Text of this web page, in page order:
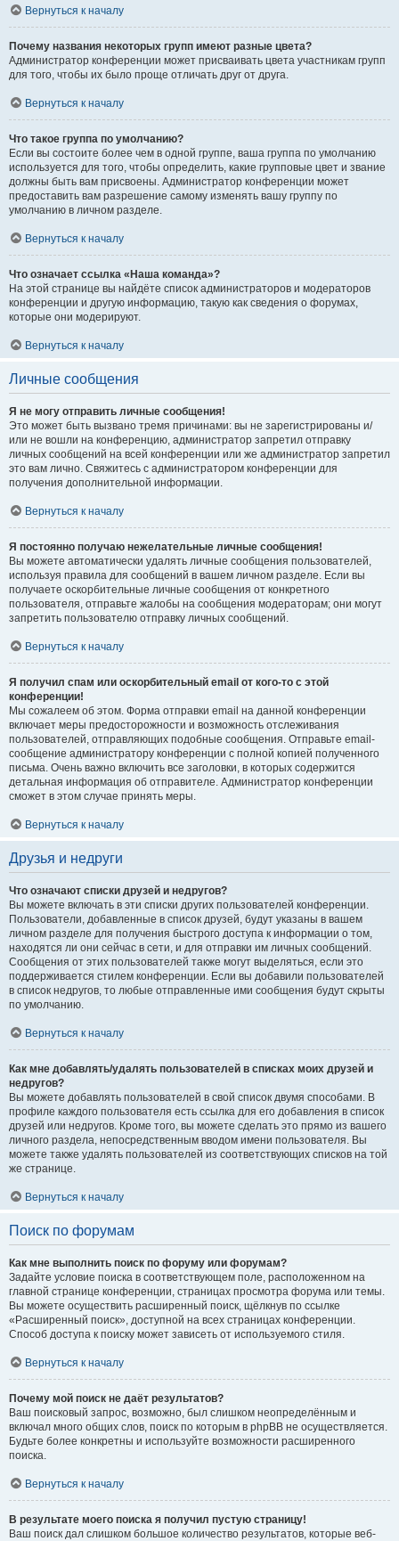
Вернуться к началу
Почему названия некоторых групп имеют разные цвета?
Администратор конференции может присваивать цвета участникам групп
для того, чтобы их было проще отличать друг от друга.
Вернуться к началу
Что такое группа по умолчанию?
Если вы состоите более чем в одной группе, ваша группа по умолчанию
используется для того, чтобы определить, какие групповые цвет и звание
должны быть вам присвоены. Администратор конференции может
предоставить вам разрешение самому изменять вашу группу по
умолчанию в личном разделе.
Вернуться к началу
Что означает ссылка «Наша команда»?
На этой странице вы найдёте список администраторов и модераторов
конференции и другую информацию, такую как сведения о форумах,
которые они модерируют.
Вернуться к началу
Личные сообщения
Я не могу отправить личные сообщения!
Это может быть вызвано тремя причинами: вы не зарегистрированы и/
или не вошли на конференцию, администратор запретил отправку
личных сообщений на всей конференции или же администратор запретил
это вам лично. Свяжитесь с администратором конференции для
получения дополнительной информации.
Вернуться к началу
Я постоянно получаю нежелательные личные сообщения!
Вы можете автоматически удалять личные сообщения пользователей,
используя правила для сообщений в вашем личном разделе. Если вы
получаете оскорбительные личные сообщения от конкретного
пользователя, отправьте жалобы на сообщения модераторам; они могут
запретить пользователю отправку личных сообщений.
Вернуться к началу
Я получил спам или оскорбительный email от кого-то с этой
конференции!
Мы сожалеем об этом. Форма отправки email на данной конференции
включает меры предосторожности и возможность отслеживания
пользователей, отправляющих подобные сообщения. Отправьте email-
сообщение администратору конференции с полной копией полученного
письма. Очень важно включить все заголовки, в которых содержится
детальная информация об отправителе. Администратор конференции
сможет в этом случае принять меры.
Вернуться к началу
Друзья и недруги
Что означают списки друзей и недругов?
Вы можете включать в эти списки других пользователей конференции.
Пользователи, добавленные в список друзей, будут указаны в вашем
личном разделе для получения быстрого доступа к информации о том,
находятся ли они сейчас в сети, и для отправки им личных сообщений.
Сообщения от этих пользователей также могут выделяться, если это
поддерживается стилем конференции. Если вы добавили пользователей
в список недругов, то любые отправленные ими сообщения будут скрыты
по умолчанию.
Вернуться к началу
Как мне добавлять/удалять пользователей в списках моих друзей и
недругов?
Вы можете добавлять пользователей в свой список двумя способами. В
профиле каждого пользователя есть ссылка для его добавления в список
друзей или недругов. Кроме того, вы можете сделать это прямо из вашего
личного раздела, непосредственным вводом имени пользователя. Вы
можете также удалять пользователей из соответствующих списков на той
же странице.
Вернуться к началу
Поиск по форумам
Как мне выполнить поиск по форуму или форумам?
Задайте условие поиска в соответствующем поле, расположенном на
главной странице конференции, страницах просмотра форума или темы.
Вы можете осуществить расширенный поиск, щёлкнув по ссылке
«Расширенный поиск», доступной на всех страницах конференции.
Способ доступа к поиску может зависеть от используемого стиля.
Вернуться к началу
Почему мой поиск не даёт результатов?
Ваш поисковый запрос, возможно, был слишком неопределённым и
включал много общих слов, поиск по которым в phpBB не осуществляется.
Будьте более конкретны и используйте возможности расширенного
поиска.
Вернуться к началу
В результате моего поиска я получил пустую страницу!
Ваш поиск дал слишком большое количество результатов, которые веб-